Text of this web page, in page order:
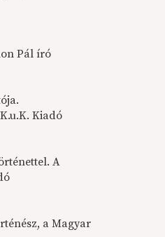
Pál író
Kiadó
A
a Magyar